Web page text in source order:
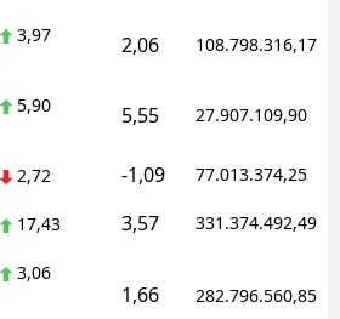
3,97 2,06 108.798.316,17
5,90 5,55 27.907.109,90
2,72 -1,09 77.013.374,25
17,43 3,57 331.374.492,49
3,06
1,66 282.796.560,85